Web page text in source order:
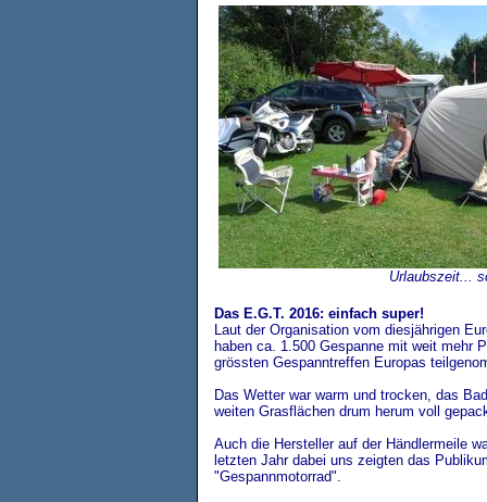
Urlaubszeit...
Das E.G.T. 2016: einfach super!
Laut der Organisation vom diesjährigen
haben ca. 1.500 Gespanne mit weit mehr
grössten Gespanntreffen Europas
Das Wetter war warm und trocken, das
weiten Grasflächen drum herum voll
Auch die Hersteller auf der Händlermeile
letzten Jahr dabei uns zeigten das
"Gespannmotorrad".